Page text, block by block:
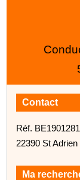
Contact
Réf.
22390 St Adrien
Ma